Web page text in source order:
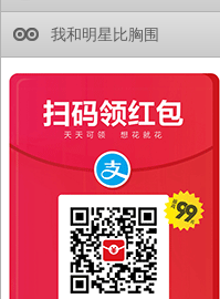
我和明星比胸围